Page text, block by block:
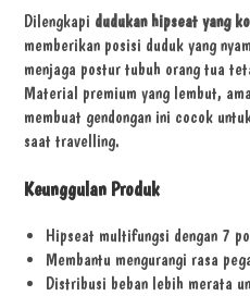
Dilengkapi dudukan hipseat yang
memberikan posisi duduk yang
menjaga postur tubuh orang tua
Material premium yang lembut,
membuat gendongan ini cocok
saat travelling.
Keunggulan Produk
Hipseat multifungsi dengan 7
Membantu mengurangi rasa
Distribusi beban lebih merata